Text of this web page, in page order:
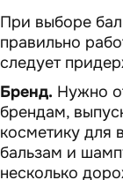
При выборе
правильно
следует
Бренд. Нужно
брендам,
косметику для
бальзам и
несколько